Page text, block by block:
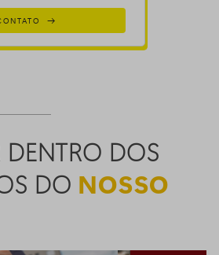
DENTRO DOS
DO NOSSO